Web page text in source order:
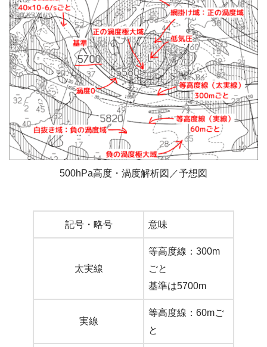
500hPa高度・渦度解析図／予想図
記号・略号 意味
太実線
等高度線：300m
ごと
基準は5700m
実線
等高度線：60mご
と